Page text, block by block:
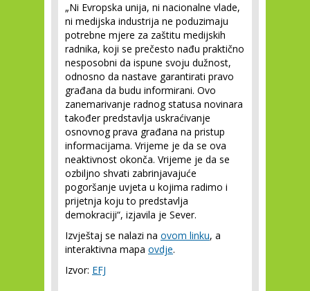
„Ni Evropska unija, ni nacionalne vlade,
ni medijska industrija ne poduzimaju
potrebne mjere za zaštitu medijskih
radnika, koji se prečesto nađu praktično
nesposobni da ispune svoju dužnost,
odnosno da nastave garantirati pravo
građana da budu informirani. Ovo
zanemarivanje radnog statusa novinara
također predstavlja uskraćivanje
osnovnog prava građana na pristup
informacijama. Vrijeme je da se ova
neaktivnost okonča. Vrijeme je da se
ozbiljno shvati zabrinjavajuće
pogoršanje uvjeta u kojima radimo i
prijetnja koju to predstavlja
demokraciji“, izjavila je Sever.
Izvještaj se nalazi na ovom linku, a
interaktivna mapa ovdje.
Izvor: EFJ